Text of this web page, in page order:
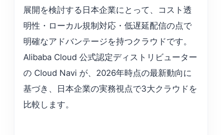
展開を検討する日本企業にとって、コスト透
明性・ローカル規制対応・低遅延配信の点で
明確なアドバンテージを持つクラウドです。
Alibaba Cloud 公式認定ディストリビューター
の Cloud Navi が、2026年時点の最新動向に
基づき、日本企業の実務視点で3大クラウドを
比較します。